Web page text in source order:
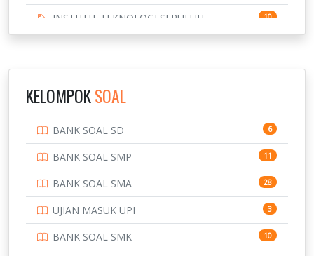
INSTITUT TEKNOLOGI SEPULUH
NOVEMBER
10
3
169
7
PTDI STTD 4
133
KELOMPOKSOAL
BANK SOAL SD 6
BANK SOAL SMP 11
BANK SOAL SMA 28
UJIAN MASUK UPI 3
BANK SOAL SMK 10